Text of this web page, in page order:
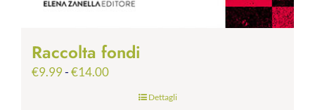
Raccolta fondi
€9.99-€14.00Fascia
prezzo:
Dettagli